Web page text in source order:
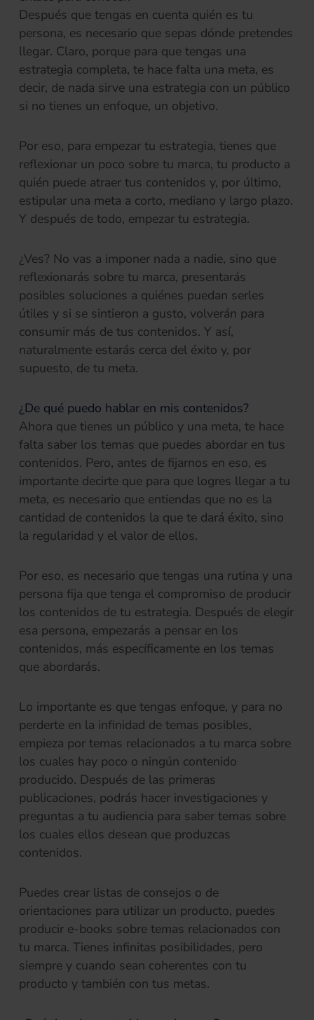
Después que tengas en cuenta quién es tu
persona, es necesario que sepas dónde pretendes
llegar. Claro, porque para que tengas una
estrategia completa, te hace falta una meta, es
decir, de nada sirve una estrategia con un público
si no tienes un enfoque, un objetivo.
Por eso, para empezar tu estrategia, tienes que
reflexionar un poco sobre tu marca, tu producto a
quién puede atraer tus contenidos y, por último,
estipular una meta a corto, mediano y largo plazo.
Y después de todo, empezar tu estrategia.
¿Ves? No vas a imponer nada a nadie, sino que
reflexionarás sobre tu marca, presentarás
posibles soluciones a quiénes puedan serles
útiles y si se sintieron a gusto, volverán para
consumir más de tus contenidos. Y así,
naturalmente estarás cerca del éxito y, por
supuesto, de tu meta.
¿De qué puedo hablar en mis contenidos?
Ahora que tienes un público y una meta, te hace
falta saber los temas que puedes abordar en tus
contenidos. Pero, antes de fijarnos en eso, es
importante decirte que para que logres llegar a tu
meta, es necesario que entiendas que no es la
cantidad de contenidos la que te dará éxito, sino
la regularidad y el valor de ellos.
Por eso, es necesario que tengas una rutina y una
persona fija que tenga el compromiso de producir
los contenidos de tu estrategia. Después de elegir
esa persona, empezarás a pensar en los
contenidos, más específicamente en los temas
que abordarás.
Lo importante es que tengas enfoque, y para no
perderte en la infinidad de temas posibles,
empieza por temas relacionados a tu marca sobre
los cuales hay poco o ningún contenido
producido. Después de las primeras
publicaciones, podrás hacer investigaciones y
preguntas a tu audiencia para saber temas sobre
los cuales ellos desean que produzcas
contenidos.
Puedes crear listas de consejos o de
orientaciones para utilizar un producto, puedes
producir e-books sobre temas relacionados con
tu marca. Tienes infinitas posibilidades, pero
siempre y cuando sean coherentes con tu
producto y también con tus metas.